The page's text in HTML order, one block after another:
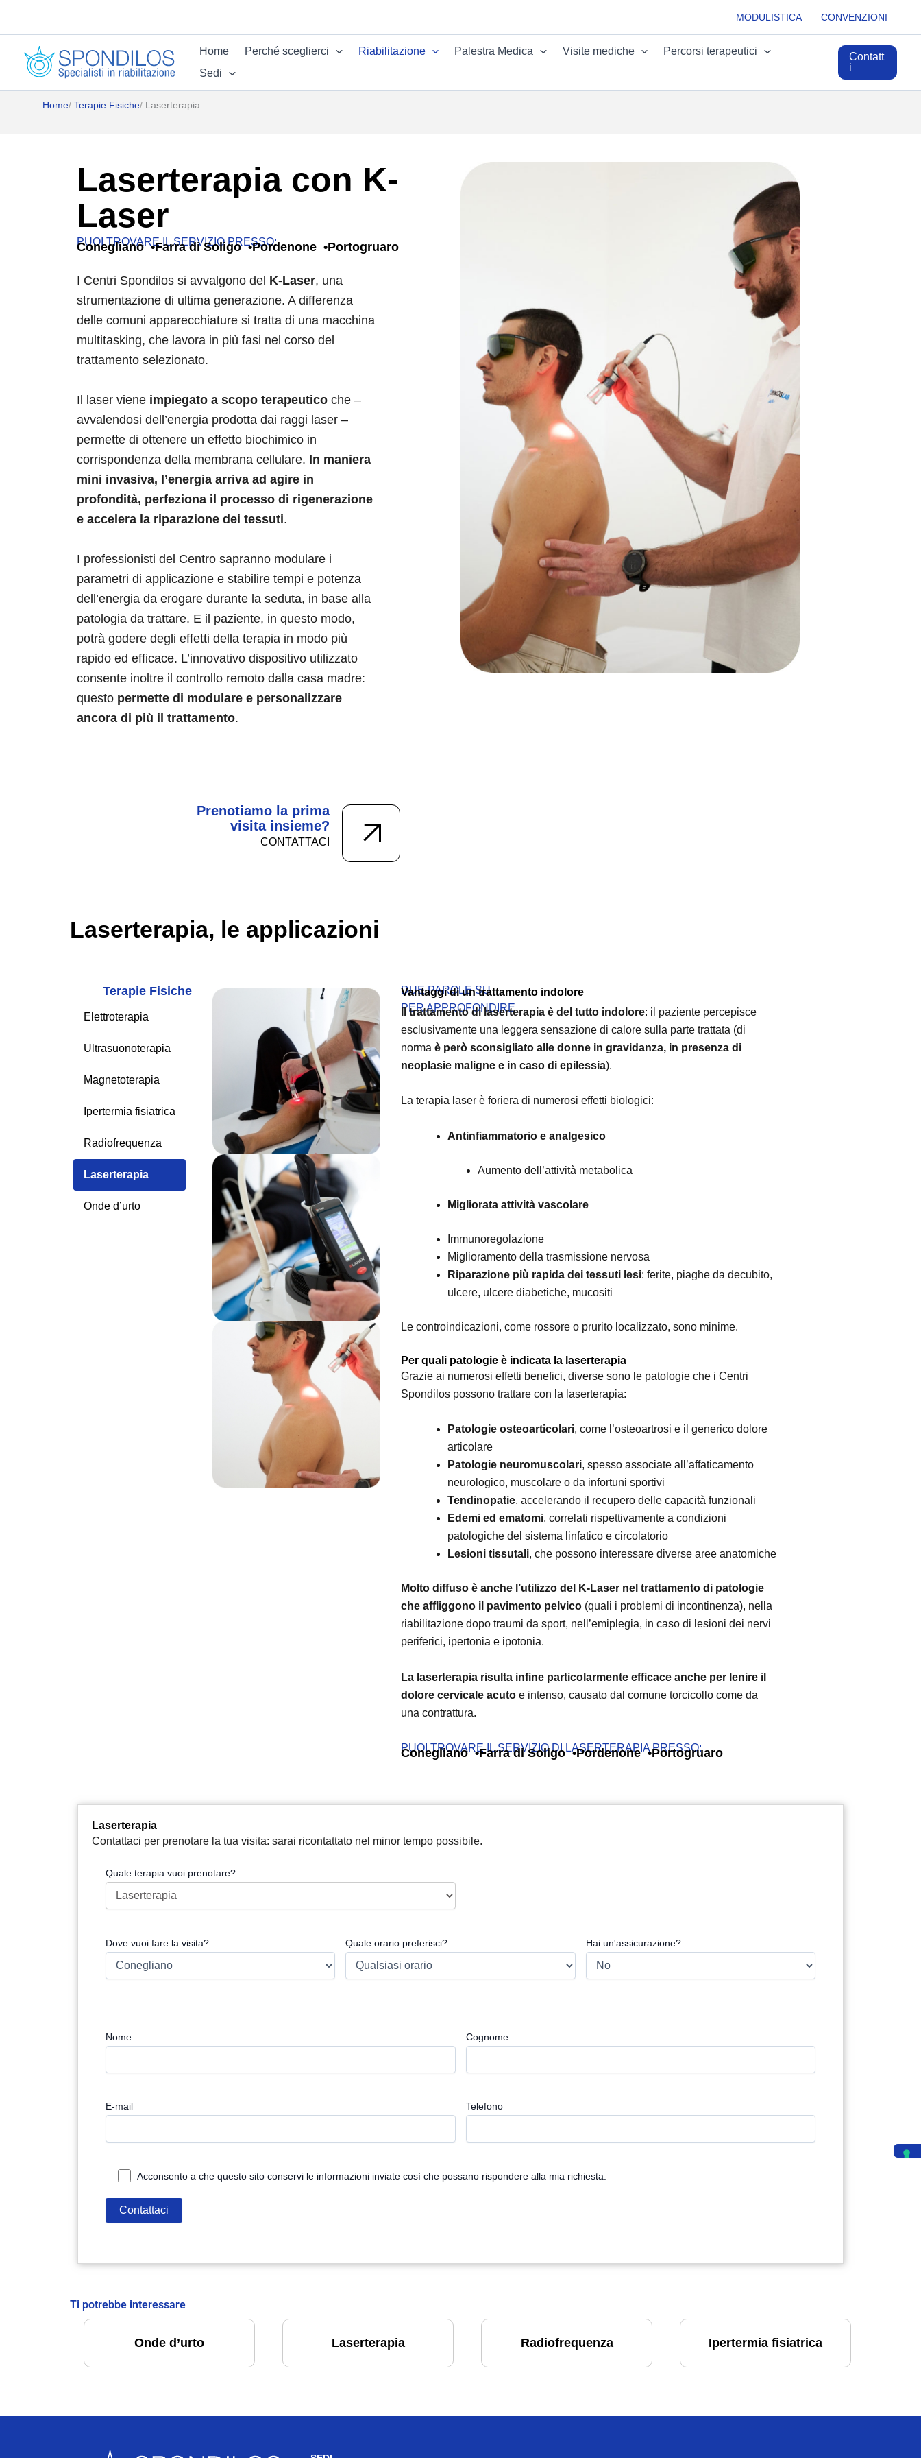
contenuto
MODULISTICA CONVENZIONI
Home Perché sceglierci Riabilitazione Palestra Medica Visite mediche
Percorsi terapeutici
Sedi
Contatt
i
Home Terapie Fisiche Laserterapia
Laserterapia con K-
Laser
PUOI TROVARE IL SERVIZIO PRESSO:
Conegliano Farra di Soligo Pordenone Portogruaro
I Centri Spondilos si avvalgono del K-Laser, una
strumentazione di ultima generazione. A differenza
delle comuni apparecchiature si tratta di una macchina
multitasking, che lavora in più fasi nel corso del
trattamento selezionato.
Il laser viene impiegato a scopo terapeutico che –
avvalendosi dell’energia prodotta dai raggi laser –
permette di ottenere un effetto biochimico in
corrispondenza della membrana cellulare. In maniera
mini invasiva, l’energia arriva ad agire in
profondità, perfeziona il processo di rigenerazione
e accelera la riparazione dei tessuti.
I professionisti del Centro sapranno modulare i
parametri di applicazione e stabilire tempi e potenza
dell’energia da erogare durante la seduta, in base alla
patologia da trattare. E il paziente, in questo modo,
potrà godere degli effetti della terapia in modo più
rapido ed efficace. L’innovativo dispositivo utilizzato
consente inoltre il controllo remoto dalla casa madre:
questo permette di modulare e personalizzare
ancora di più il trattamento.
Prenotiamo la prima
visita insieme?
CONTATTACI
Laserterapia, le applicazioni
Terapie Fisiche
Elettroterapia
Ultrasuonoterapia
Magnetoterapia
Ipertermia fisiatrica
Radiofrequenza
Laserterapia
Onde d’urto
DUE PAROLE SU
Vantaggi di un trattamento indolore
PER APPROFONDIRE
Il trattamento di laserterapia è del tutto indolore: il paziente percepisce
esclusivamente una leggera sensazione di calore sulla parte trattata (di
normaè però sconsigliato alle donne in gravidanza, in presenza di
neoplasie maligne e in caso di epilessia).
La terapia laser è foriera di numerosi effetti biologici:
Antinfiammatorio e analgesico
Aumento dell’attività metabolica
Migliorata attività vascolare
Immunoregolazione
Miglioramento della trasmissione nervosa
Riparazione più rapida dei tessuti lesi: ferite, piaghe da decubito,
ulcere, ulcere diabetiche, mucositi
Le controindicazioni, come rossore o prurito localizzato, sono minime.
Per quali patologie è indicata la laserterapia
Grazie ai numerosi effetti benefici, diverse sono le patologie che i Centri
Spondilos possono trattare con la laserterapia:
Patologie osteoarticolari, come l’osteoartrosi e il generico dolore
articolare
Patologie neuromuscolari, spesso associate all’affaticamento
neurologico, muscolare o da infortuni sportivi
Tendinopatie, accelerando il recupero delle capacità funzionali
Edemi ed ematomi, correlati rispettivamente a condizioni
patologiche del sistema linfatico e circolatorio
Lesioni tissutali, che possono interessare diverse aree anatomiche
Molto diffuso è anche l’utilizzo del K-Laser nel trattamento di patologie
che affliggono il pavimento pelvico (quali i problemi di incontinenza), nella
riabilitazione dopo traumi da sport, nell’emiplegia, in caso di lesioni dei nervi
periferici, ipertonia e ipotonia.
La laserterapia risulta infine particolarmente efficace anche per lenire il
dolore cervicale acuto e intenso, causato dal comune torcicollo come da
una contrattura.
PUOI TROVARE IL SERVIZIO DI LASERTERAPIA PRESSO:
Conegliano Farra di Soligo Pordenone Portogruaro
Laserterapia
Contattaci per prenotare la tua visita: sarai ricontattato nel minor tempo possibile.
Quale terapia vuoi prenotare?
Dove vuoi fare la visita? Quale orario preferisci? Hai un'assicurazione?
Nome Cognome
E-mail Telefono
Acconsento a che questo sito conservi le informazioni inviate così che possano rispondere alla mia richiesta.
Ti potrebbe interessare
Onde d’urto Laserterapia Radiofrequenza Ipertermia fisiatrica